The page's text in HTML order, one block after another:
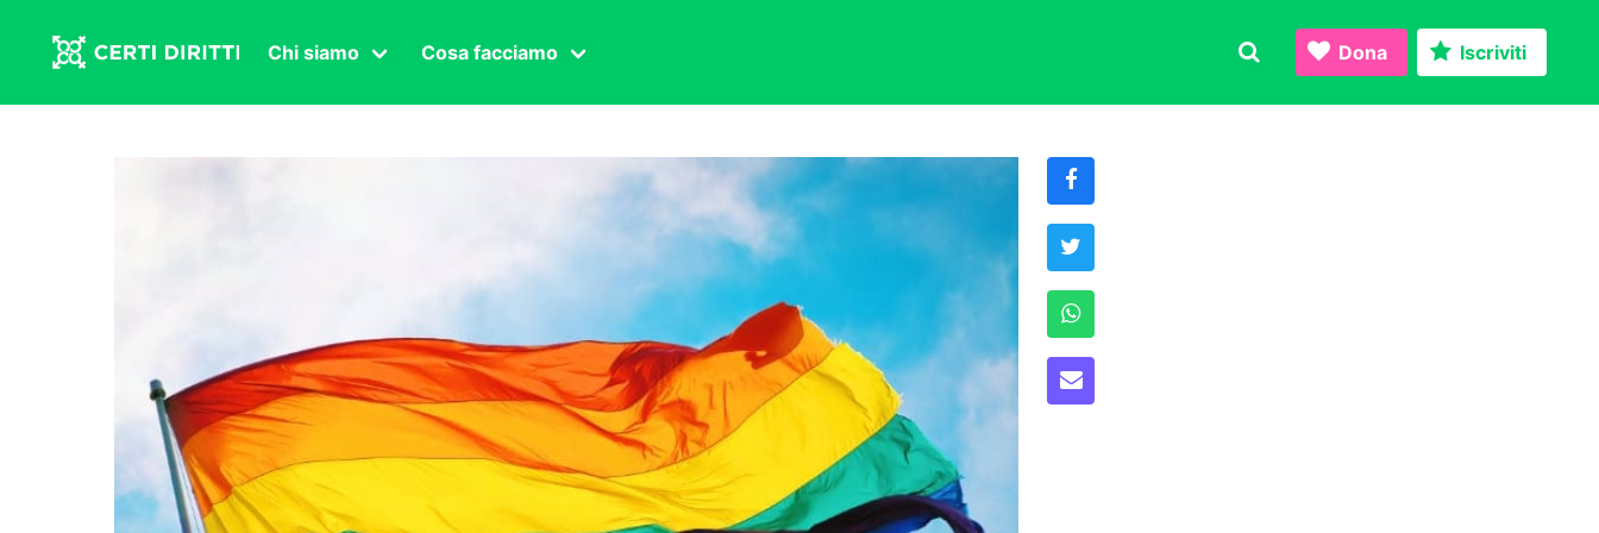
Chi siamo Cosa facciamo
Transnazionale
Politica
Fuor di Pagina
Dona Iscriviti